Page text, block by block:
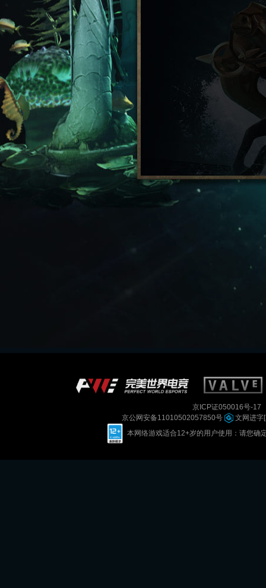
京ICP证050016号-17
京公网安备11010502057850号
文网进
本网络游戏适合12+岁的用户使用：请您确